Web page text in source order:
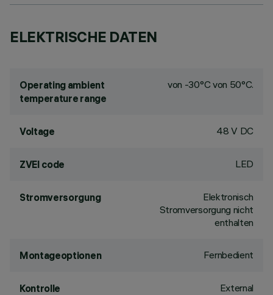
ELEKTRISCHE DATEN
Operating ambient
temperature range
von -30°C von 50°C.
Voltage 48 V DC
ZVEI code LED
Stromversorgung
Elektronisch
Stromversorgung nicht
enthalten
Montageoptionen Fernbedient
Kontrolle External